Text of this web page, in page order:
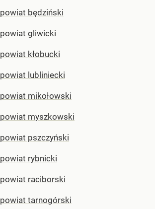
powiat będziński
powiat gliwicki
powiat kłobucki
powiat lubliniecki
powiat mikołowski
powiat myszkowski
powiat pszczyński
powiat rybnicki
powiat raciborski
powiat tarnogórski